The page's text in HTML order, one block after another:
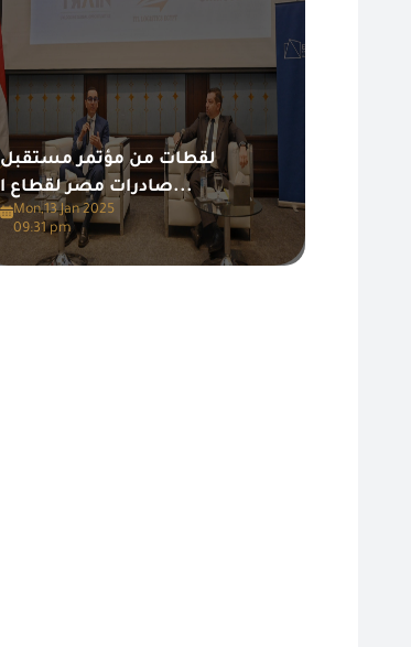
لقطات من مؤتمر مستقبل
صادرات مصر لقطاع ا...
Mon,13 Jan 2025
09:31 pm